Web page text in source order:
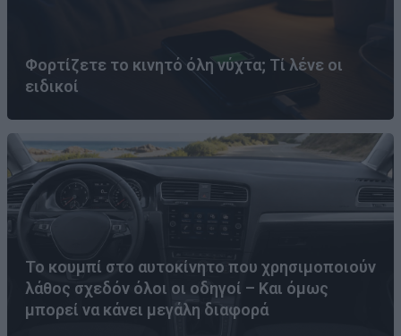
Φορτίζετε το κινητό όλη νύχτα; Τί λένε οι
ειδικοί
Το κουμπί στο αυτοκίνητο που χρησιμοποιούν
λάθος σχεδόν όλοι οι οδηγοί – Και όμως
μπορεί να κάνει μεγάλη διαφορά